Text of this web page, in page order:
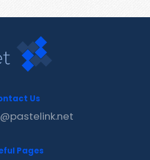
Us
Pages